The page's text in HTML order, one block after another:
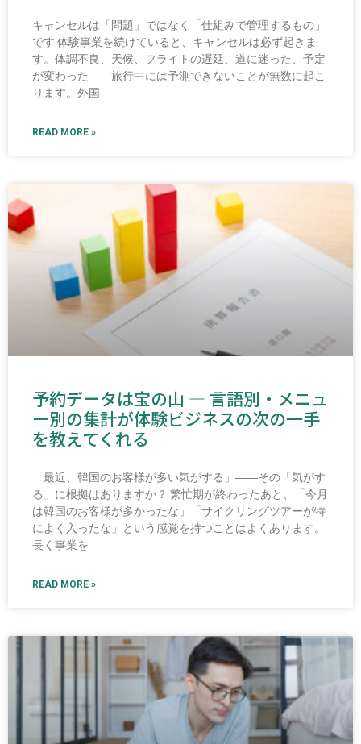
キャンセルは「問題」ではなく「仕組みで管理するもの」
です 体験事業を続けていると、キャンセルは必ず起きま
す。体調不良、天候、フライトの遅延、道に迷った、予定
が変わった――旅行中には予測できないことが無数に起こ
ります。外国
READ MORE »
予約データは宝の山 ― 言語別・メニュ
ー別の集計が体験ビジネスの次の一手
を教えてくれる
「最近、韓国のお客様が多い気がする」――その「気がす
る」に根拠はありますか？ 繁忙期が終わったあと、「今月
は韓国のお客様が多かったな」「サイクリングツアーが特
によく入ったな」という感覚を持つことはよくあります。
長く事業を
READ MORE »